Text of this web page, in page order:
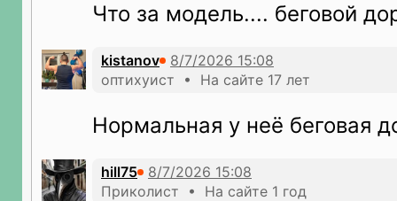
Что за модель.... беговой
kistanov
оптихуист • На сайте 17 лет
Нормальная у неё беговая
hill75
Приколист • На сайте 1 год